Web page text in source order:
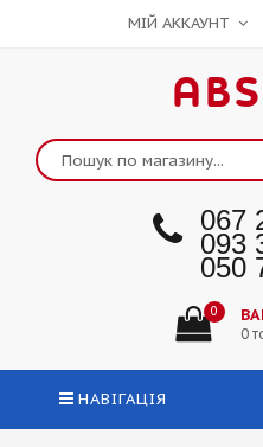
МІЙ АККАУНТ
ABS
067
093
050
0
0
НАВІГАЦІЯ